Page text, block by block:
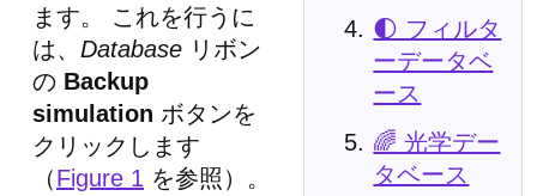
🌓 フィルタ
ーデータベ
ース
🌈 光学デー
タベース
ます。 これを行うに
は、 Database リボン
の Backup
simulation ボタンを
クリックします
（Figure 1 を参照）。